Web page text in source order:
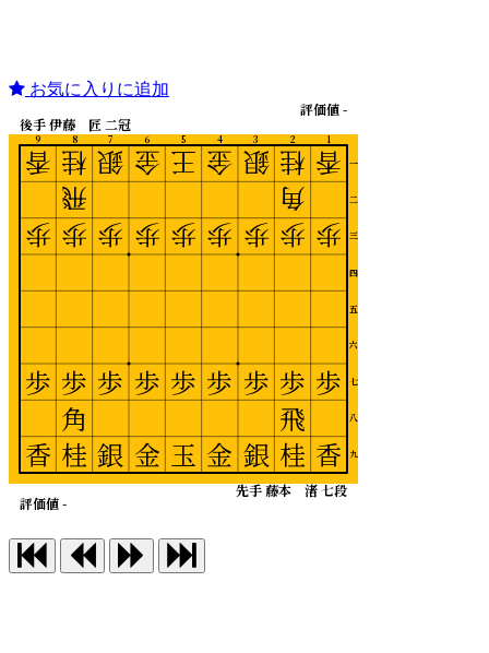
お気に入りに追加
1
2
3
4
5
6
7
8
9
一
二
三
四
五
六
七
八
九
先手 藤本 渚 七段
後手 伊藤 匠 二冠
評価値 -
評価値 -
香
歩
歩
香
桂
角
歩
歩
飛
桂
銀
歩
歩
銀
金
歩
歩
金
王
歩
歩
玉
金
歩
歩
金
銀
歩
歩
銀
桂
飛
歩
歩
角
桂
香
歩
歩
香